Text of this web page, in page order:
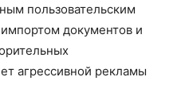
пользовательским
документов и
агрессивной рекламы